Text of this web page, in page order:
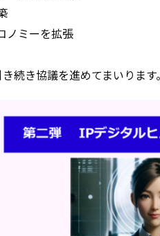
ノミーを拡張
続き協議を進めてまいります